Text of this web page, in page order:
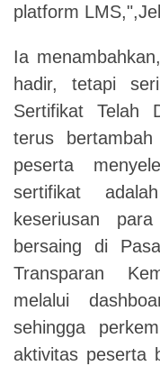
platform
Ia
hadir, tetapi
Sertifikat Telah
terus
peserta
sertifikat
keseriusan
bersaing di
Transparan
melalui
sehingga
aktivitas peserta